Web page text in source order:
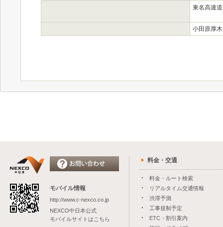
東名高速
小田原厚
モバイル情報
http://www.c-nexco.co.jp
NEXCO中日本公式
モバイルサイトはこちら
料金・交通
料金・ルート検索
リアルタイム交通情報
渋滞予測
工事規制予定
ETC・割引案内